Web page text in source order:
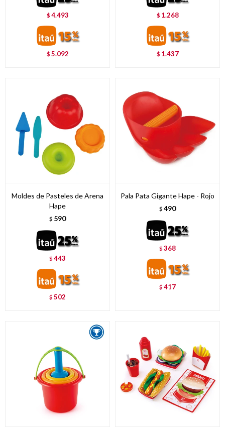
$4.493
$5.092
$ 1.268
$ 1.437
Moldes de Pasteles de Arena
Hape
$ 590
$443
$502
Pala Pata Gigante Hape - Rojo
$ 490
$368
$417